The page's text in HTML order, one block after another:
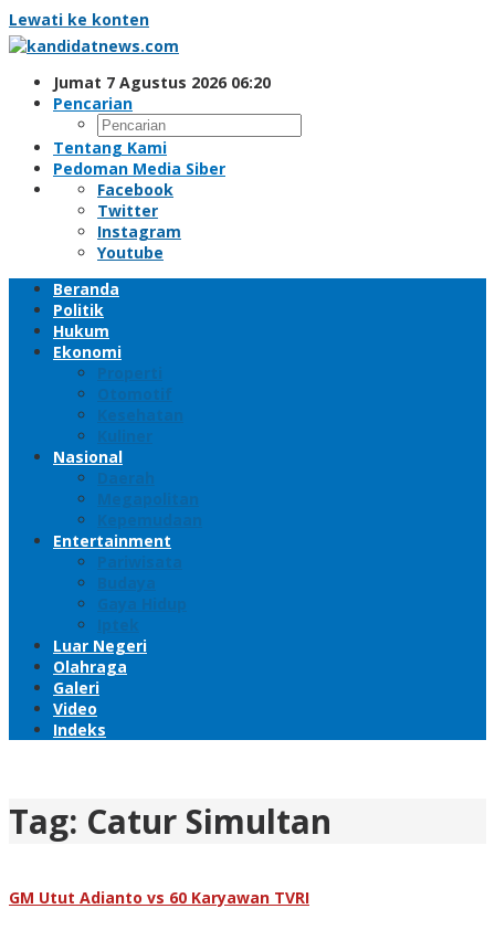
Lewati ke konten
Jumat 7 Agustus 2026 06:20
Pencarian
Tentang Kami
Pedoman Media Siber
Facebook
Twitter
Instagram
Youtube
Beranda
Politik
Hukum
Ekonomi
Properti
Otomotif
Kesehatan
Kuliner
Nasional
Daerah
Megapolitan
Kepemudaan
Entertainment
Pariwisata
Budaya
Gaya Hidup
Iptek
Luar Negeri
Olahraga
Galeri
Video
Indeks
Tag: Catur Simultan
GM Utut Adianto vs 60 Karyawan TVRI